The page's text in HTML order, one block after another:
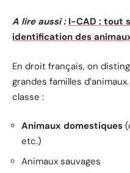
A lire aussi : I-CAD : tout
identification des
En droit français, on
grandes familles
classe :
Animaux domestiques
etc.)
Animaux sauvages